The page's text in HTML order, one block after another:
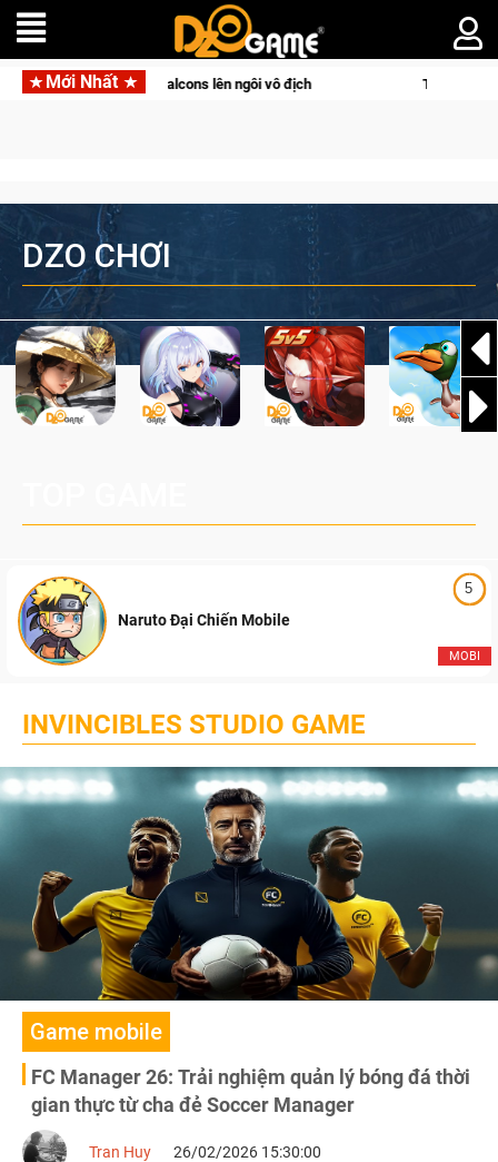
Mới Nhất
xúc, Team Falcons lên ngôi vô địch Trở thành "Đại ca
DZO CHƠI
5
MOBI
Naruto Đại Chiến Mobile
INVINCIBLES STUDIO GAME
Game mobile
FC Manager 26: Trải nghiệm quản lý bóng đá thời
gian thực từ cha đẻ Soccer Manager
Tran Huy 26/02/2026 15:30:00